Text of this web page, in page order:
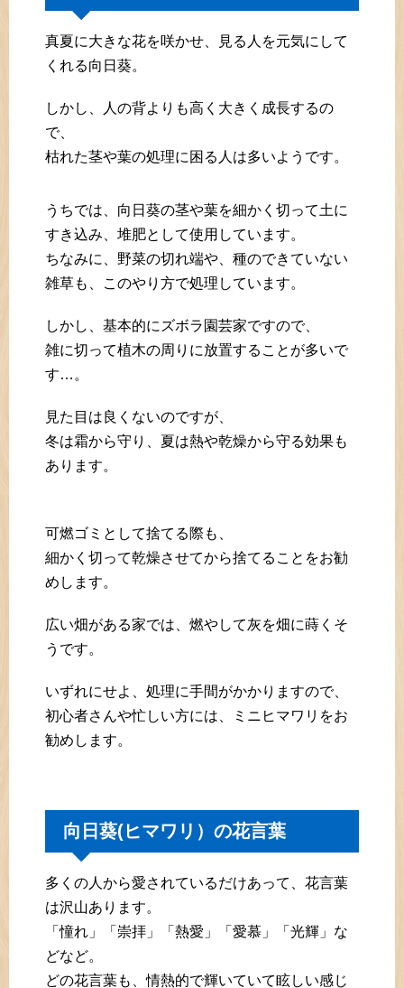
真夏に大きな花を咲かせ、見る人を元気にして
くれる向日葵。
しかし、人の背よりも高く大きく成長するの
で、
枯れた茎や葉の処理に困る人は多いようです。
うちでは、向日葵の茎や葉を細かく切って土に
すき込み、堆肥として使用しています。
ちなみに、野菜の切れ端や、種のできていない
雑草も、このやり方で処理しています。
しかし、基本的にズボラ園芸家ですので、
雑に切って植木の周りに放置することが多いで
す…。
見た目は良くないのですが、
冬は霜から守り、夏は熱や乾燥から守る効果も
あります。
可燃ゴミとして捨てる際も、
細かく切って乾燥させてから捨てることをお勧
めします。
広い畑がある家では、燃やして灰を畑に蒔くそ
うです。
いずれにせよ、処理に手間がかかりますので、
初心者さんや忙しい方には、ミニヒマワリをお
勧めします。
向日葵(ヒマワリ）の花言葉
多くの人から愛されているだけあって、花言葉
は沢山あります。
「憧れ」「崇拝」「熱愛」「愛慕」「光輝」な
どなど。
どの花言葉も、情熱的で輝いていて眩しい感じ